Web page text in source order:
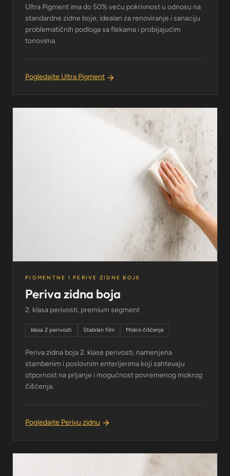
Ultra Pigment ima do 50% veću pokrivnost u odnosu na
standardne zidne boje, idealan za renoviranje i sanaciju
problematičnih podloga sa flekama i probijajućim
tonovima.
Pogledajte Ultra Pigment
PIGMENTNE I PERIVE ZIDNE BOJE
Periva zidna boja
2. klasa perivosti, premium segment
klasa 2 perivosti Stabilan film Mokro čišćenje
Periva zidna boja 2. klase perivosti, namenjena
stambenim i poslovnim enterijerima koji zahtevaju
otpornost na prljanje i mogućnost povremenog mokrog
čišćenja.
Pogledajte Perivu zidnu